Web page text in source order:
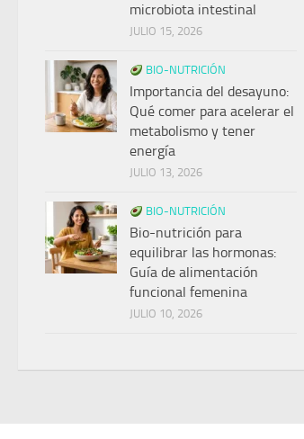
microbiota intestinal
JULIO 15, 2026
BIO-NUTRICIÓN
Importancia del desayuno:
Qué comer para acelerar el
metabolismo y tener
energía
JULIO 13, 2026
BIO-NUTRICIÓN
Bio-nutrición para
equilibrar las hormonas:
Guía de alimentación
funcional femenina
JULIO 10, 2026